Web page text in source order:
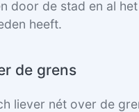
door de stad en al
heeft.
de grens
liever nét over de